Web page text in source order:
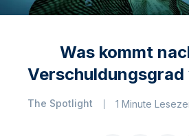
Was kommt
Verschuldungsgrad
The Spotlight 1 Minute